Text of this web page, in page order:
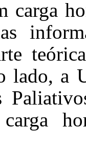
carga
lado, a